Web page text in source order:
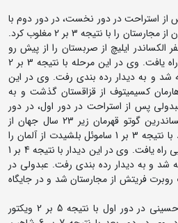
پس از استراحت در دور نخست، در دور دوم با
زولتان لوای دارنده مدال نقره جهان از مجارستان را با نتیجه 3 بر 2 مغلوب کرد.
بعد با نتیجه 9 بر صفر الکساندر ایلیچ از صربستان را از پیش رو
برداشت و به مرحله نیمه نهایی راه یافت. وی در این مرحله با نتیجه 3 بر 2
شد و به دیدار رده بندی رفت. وی در این
4 بر 3 از سد کاهارمان کسیمیتوف از قزاقستان گذشت و به
پس از استراحت در دور اول، در دور
دوم با نتیجه 3 بر 2 از سد الکساندرین گوتو قهرمان زیر 23 سال جهان از
مولداوی گذشت. وی در دور بعد با نتیجه 3 بر 1 ساموئل بلشیدت از آلمان را
شکست داد و به مرحله نیمه نهایی راه یافت. وی در این دیدار با نتیجه 4 بر 1
شد و به دیدار رده بندی رفت. عبدولی در
نتیجه 5 بر 3 مغلوب روبرت فریتش از مجارستان شد و در جایگاه
در وزن 82 کیلوگرم محمدامین حسینی در دور اول با نتیجه 5 بر 2 ویکتور